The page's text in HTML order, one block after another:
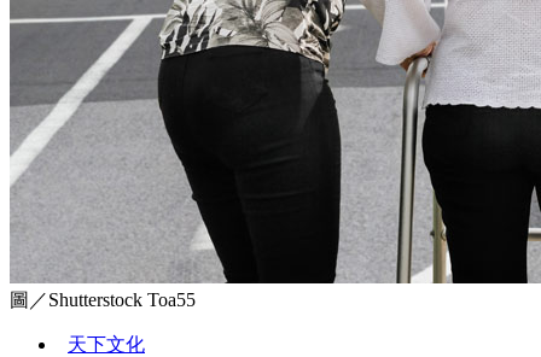
圖／Shutterstock Toa55
天下文化